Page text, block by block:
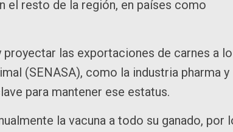
el resto de la región, en países como
las exportaciones de carnes a
(SENASA), como la industria pharma y
para mantener ese estatus.
la vacuna a todo su ganado, por